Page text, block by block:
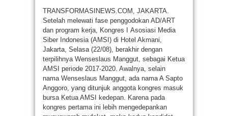
TRANSFORMASINEWS.COM, JAKARTA.
Setelah melewati fase penggodokan AD/ART
dan program kerja, Kongres I Asosiasi Media
Siber Indonesia (AMSI) di Hotel Akmani,
Jakarta, Selasa (22/08), berakhir dengan
terpilihnya Wenseslaus Manggut, sebagai Ketua
AMSI periode 2017-2020. Awalnya, selain
nama Wenseslaus Manggut, ada nama A Sapto
Anggoro, yang ditunjuk anggota kongres masuk
bursa Ketua AMSI kedepan. Karena pada
kongres pertama ini lebih mengedepankan